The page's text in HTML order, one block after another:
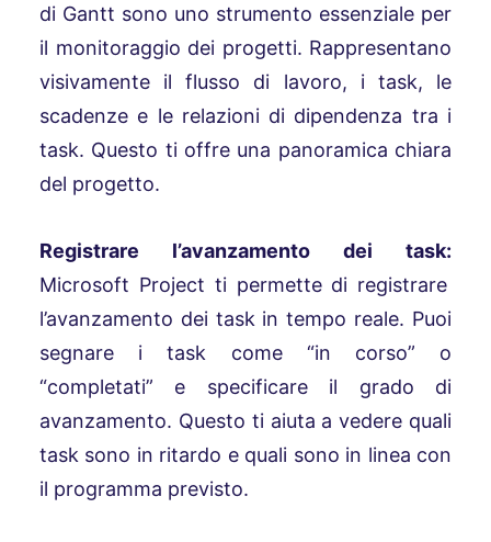
di Gantt sono uno strumento essenziale per
il monitoraggio dei progetti. Rappresentano
visivamente il flusso di lavoro, i task, le
scadenze e le relazioni di dipendenza tra i
task. Questo ti offre una panoramica chiara
del progetto.
Registrare l’avanzamento dei task:
Microsoft Project ti permette di registrare
l’avanzamento dei task in tempo reale. Puoi
segnare i task come “in corso” o
“completati” e specificare il grado di
avanzamento. Questo ti aiuta a vedere quali
task sono in ritardo e quali sono in linea con
il programma previsto.